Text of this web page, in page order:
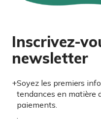
Inscrivez-
newsletter
+Soyez les premiers
tendances en matière
paiements.
.